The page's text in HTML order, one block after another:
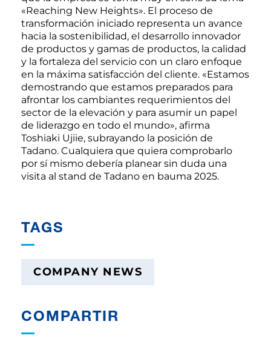
«Reaching New Heights». El proceso de
transformación iniciado representa un avance
hacia la sostenibilidad, el desarrollo innovador
de productos y gamas de productos, la calidad
y la fortaleza del servicio con un claro enfoque
en la máxima satisfacción del cliente. «Estamos
demostrando que estamos preparados para
afrontar los cambiantes requerimientos del
sector de la elevación y para asumir un papel
de liderazgo en todo el mundo», afirma
Toshiaki Ujiie, subrayando la posición de
Tadano. Cualquiera que quiera comprobarlo
por sí mismo debería planear sin duda una
visita al stand de Tadano en bauma 2025.
TAGS
COMPANY NEWS
COMPARTIR